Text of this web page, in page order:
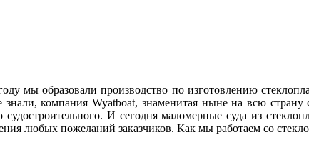
мы образовали производство по изготовлению
знали, компания Wyatboat, знаменитая ныне на всю
судостроительного. И сегодня маломерные суда из
любых пожеланий заказчиков. Как мы работаем со